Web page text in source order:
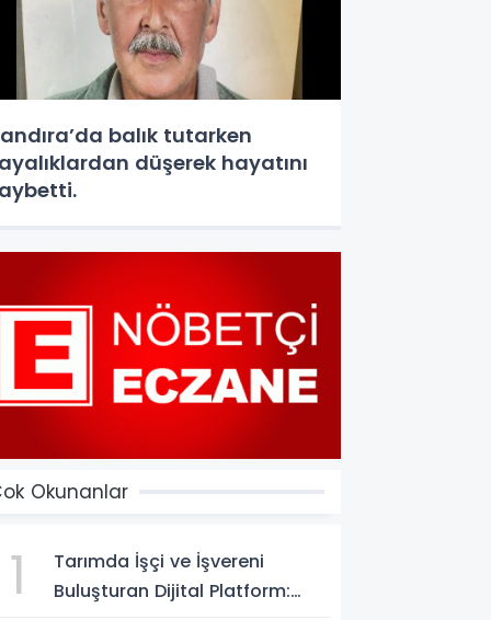
balık tutarken
düşerek hayatını
Okunanlar
1
Tarımda İşçi ve İşvereni
Buluşturan Dijital Platform: